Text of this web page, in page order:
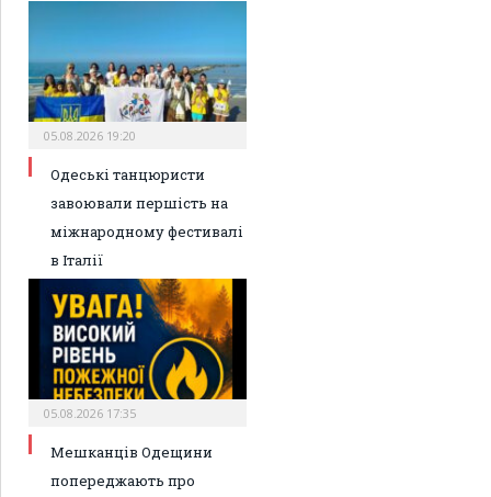
05.08.2026 19:20
Одеські танцюристи
завоювали першість на
міжнародному фестивалі
в Італії
05.08.2026 17:35
Мешканців Одещини
попереджають про